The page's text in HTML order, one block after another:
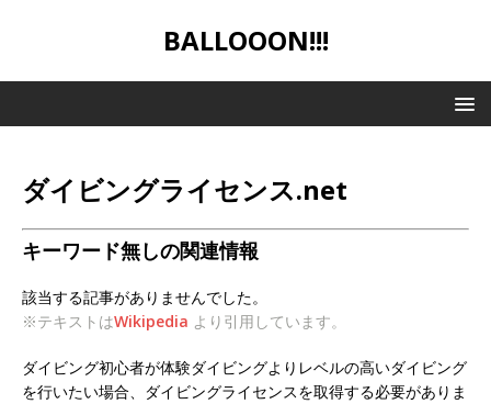
BALLOOON!!!
ダイビングライセンス.net
キーワード無しの関連情報
該当する記事がありませんでした。
※テキストはWikipedia より引用しています。
ダイビング初心者が体験ダイビングよりレベルの高いダイビング
を行いたい場合、ダイビングライセンスを取得する必要がありま